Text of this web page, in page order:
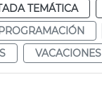
TEMÁTICA
VACACIONES